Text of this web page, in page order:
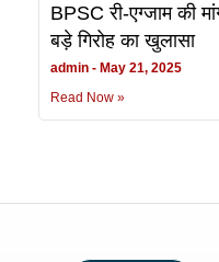
BPSC री-एग्जाम की
बड़े गिरोह का खुलासा
admin
May 21, 2025
Read Now »